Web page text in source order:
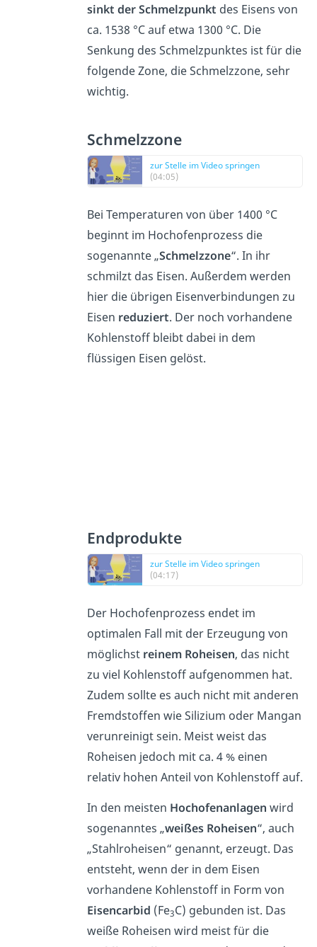
sinkt der Schmelzpunkt des Eisens von
ca. 1538 °C auf etwa 1300 °C. Die
Senkung des Schmelzpunktes ist für die
folgende Zone, die Schmelzzone, sehr
wichtig.
Schmelzzone
zur Stelle im Video springen
(04:05)
Bei Temperaturen von über 1400 °C
beginnt im Hochofenprozess die
sogenannte „Schmelzzone“. In ihr
schmilzt das Eisen. Außerdem werden
hier die übrigen Eisenverbindungen zu
Eisen reduziert. Der noch vorhandene
Kohlenstoff bleibt dabei in dem
flüssigen Eisen gelöst.
Endprodukte
zur Stelle im Video springen
(04:17)
Der Hochofenprozess endet im
optimalen Fall mit der Erzeugung von
möglichst reinem Roheisen, das nicht
zu viel Kohlenstoff aufgenommen hat.
Zudem sollte es auch nicht mit anderen
Fremdstoffen wie Silizium oder Mangan
verunreinigt sein. Meist weist das
Roheisen jedoch mit ca. 4 % einen
relativ hohen Anteil von Kohlenstoff auf.
In den meisten Hochofenanlagen wird
sogenanntes „weißes Roheisen“, auch
„Stahlroheisen“ genannt, erzeugt. Das
entsteht, wenn der in dem Eisen
vorhandene Kohlenstoff in Form von
Eisencarbid (Fe3C) gebunden ist. Das
weiße Roheisen wird meist für die